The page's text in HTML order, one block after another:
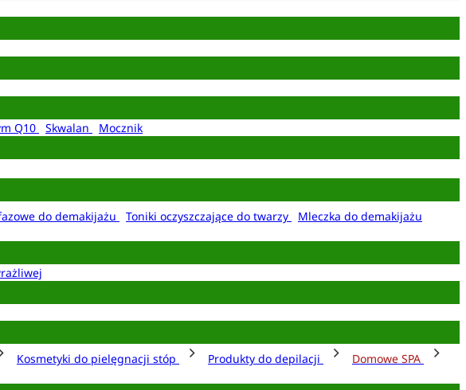
Q10 Skwalan
Mocznik
do demakijażu Toniki oczyszczające do twarzy
Mleczka do demakijażu
Kosmetyki do pielęgnacji stóp Produkty do depilacji
Domowe SPA